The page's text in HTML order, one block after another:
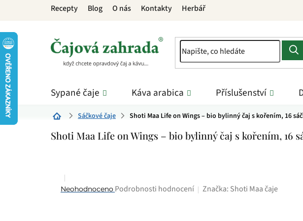
Recepty Blog O nás Kontakty Herbář
Sypané čaje Káva arabica Příslušenství
Domů Sáčkové čaje Shoti Maa Life on Wings – bio bylinný čaj s kořením, 16
Shoti Maa Life on Wings – bio bylinný čaj s kořením, 16
Průměrné
Neohodnoceno Podrobnosti hodnocení Značka: Shoti Maa čaje